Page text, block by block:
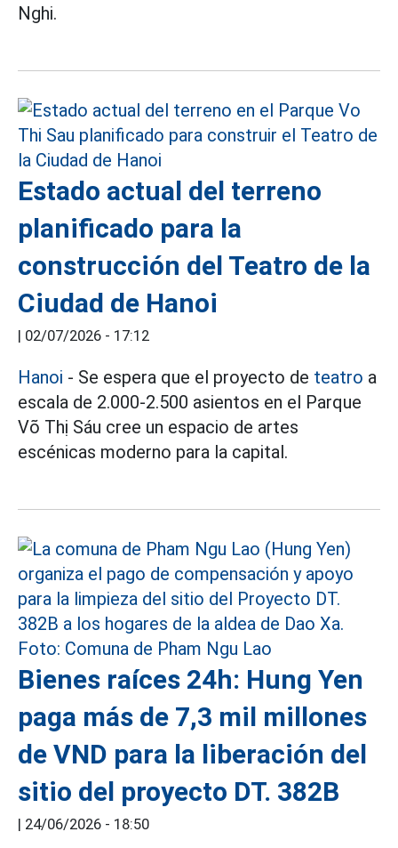
Nghi.
Estado actual del terreno
planificado para la
construcción del Teatro de la
Ciudad de Hanoi
| 02/07/2026 - 17:12
Hanoi - Se espera que el proyecto de teatro a
escala de 2.000-2.500 asientos en el Parque
Võ Thị Sáu cree un espacio de artes
escénicas moderno para la capital.
Bienes raíces 24h: Hung Yen
paga más de 7,3 mil millones
de VND para la liberación del
sitio del proyecto DT. 382B
| 24/06/2026 - 18:50